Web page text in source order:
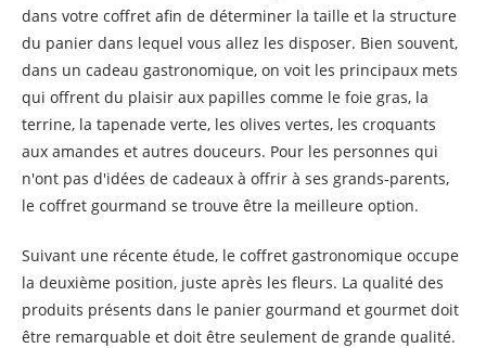
dans votre coffret afin de déterminer la taille et la structure
du panier dans lequel vous allez les disposer. Bien souvent,
dans un cadeau gastronomique, on voit les principaux mets
qui offrent du plaisir aux papilles comme le foie gras, la
terrine, la tapenade verte, les olives vertes, les croquants
aux amandes et autres douceurs. Pour les personnes qui
n'ont pas d'idées de cadeaux à offrir à ses grands-parents,
le coffret gourmand se trouve être la meilleure option.
Suivant une récente étude, le coffret gastronomique occupe
la deuxième position, juste après les fleurs. La qualité des
produits présents dans le panier gourmand et gourmet doit
être remarquable et doit être seulement de grande qualité.